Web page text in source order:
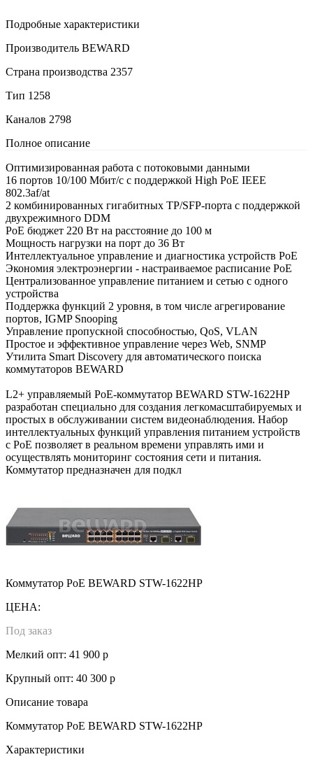
Подробные характеристики
Производитель BEWARD
Страна производства 2357
Тип 1258
Каналов 2798
Полное описание
Оптимизированная работа с потоковыми данными
16 портов 10/100 Мбит/с с поддержкой High PoE IEEE
802.3af/at
2 комбинированных гигабитных TP/SFP-порта с поддержкой
двухрежимного DDM
PoE бюджет 220 Вт на расстояние до 100 м
Мощность нагрузки на порт до 36 Вт
Интеллектуальное управление и диагностика устройств PoE
Экономия электроэнергии - настраиваемое расписание PoE
Централизованное управление питанием и сетью с одного
устройства
Поддержка функций 2 уровня, в том числе агрегирование
портов, IGMP Snooping
Управление пропускной способностью, QoS, VLAN
Простое и эффективное управление через Web, SNMP
Утилита Smart Discovery для автоматического поиска
коммутаторов BEWARD
L2+ управляемый PoE-коммутатор BEWARD STW-1622HP
разработан специально для создания легкомасштабируемых и
простых в обслуживании систем видеонаблюдения. Набор
интеллектуальных функций управления питанием устройств
с PoE позволяет в реальном времени управлять ими и
осуществлять мониторинг состояния сети и питания.
Коммутатор предназначен для подкл
Коммутатор PoE BEWARD STW-1622HP
ЦЕНА:
Под заказ
Мелкий опт: 41 900 р
Крупный опт: 40 300 р
Описание товара
Коммутатор PoE BEWARD STW-1622HP
Характеристики